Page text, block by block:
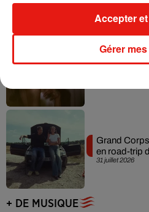
31 juillet 2026
Grand
en road-trip
+ DE MUSIQUE
Gérer
Accepter